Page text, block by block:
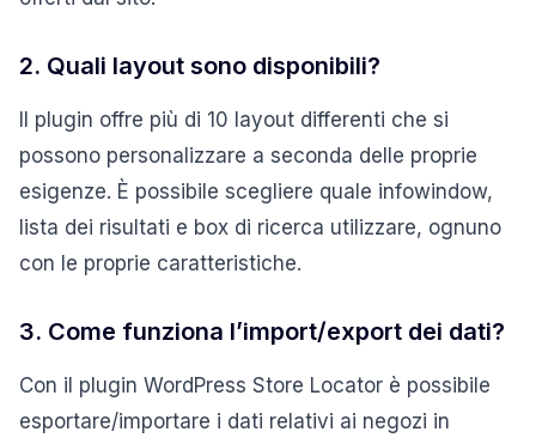
2. Quali layout sono disponibili?
Il plugin offre più di 10 layout differenti che si
possono personalizzare a seconda delle proprie
esigenze. È possibile scegliere quale infowindow,
lista dei risultati e box di ricerca utilizzare, ognuno
con le proprie caratteristiche.
3. Come funziona l’import/export dei dati?
Con il plugin WordPress Store Locator è possibile
esportare/importare i dati relativi ai negozi in